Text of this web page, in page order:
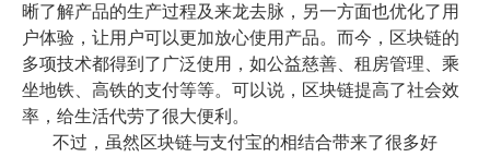
晰了解产品的生产过程及来龙去脉，另一方面也优化了用
户体验，让用户可以更加放心使用产品。而今，区块链的
多项技术都得到了广泛使用，如公益慈善、租房管理、乘
坐地铁、高铁的支付等等。可以说，区块链提高了社会效
率，给生活代劳了很大便利。
不过，虽然区块链与支付宝的相结合带来了很多好